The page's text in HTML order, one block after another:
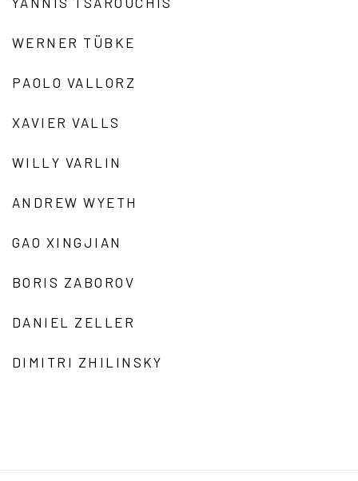
WERNER TÜBKE
PAOLO VALLORZ
XAVIER VALLS
WILLY VARLIN
ANDREW WYETH
GAO XINGJIAN
BORIS ZABOROV
DANIEL ZELLER
DIMITRI ZHILINSKY